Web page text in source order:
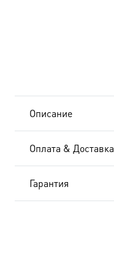
Описание
Оплата & Доставка
Гарантия